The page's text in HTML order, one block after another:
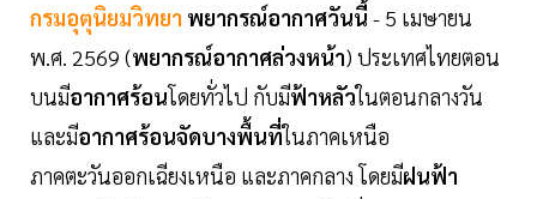
กรมอุตุนิยมวิทยา พยากรณ์อากาศวันนี้ - 5 เมษายน
พ.ศ. 2569 (พยากรณ์อากาศล่วงหน้า) ประเทศไทยตอน
บนมีอากาศร้อนโดยทั่วไป กับมีฟ้าหลัวในตอนกลางวัน
และมีอากาศร้อนจัดบางพื้นที่ในภาคเหนือ
ภาคตะวันออกเฉียงเหนือ และภาคกลาง โดยมีฝนฟ้า